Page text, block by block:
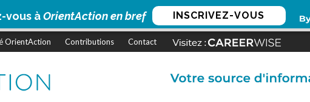
vous àOrientAction en bref INSCRIVEZ-VOUS
OrientAction Contributions Contact